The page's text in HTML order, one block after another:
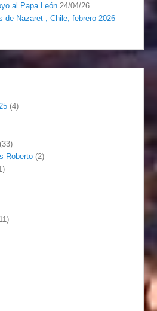
al Papa León 24/04/26
de Nazaret , Chile, febrero 2026
(4)
Roberto(2)